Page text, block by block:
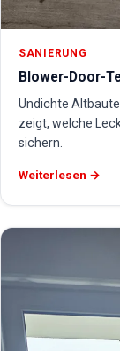
SANIERUNG
Blower-Door-
Undichte
zeigt, welche
sichern.
Weiterlesen →